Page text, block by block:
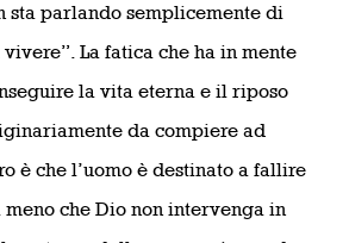
sta parlando semplicemente di
La fatica che ha in mente
la vita eterna e il riposo
da compiere ad
è che l’uomo è destinato a fallire
che Dio non intervenga in